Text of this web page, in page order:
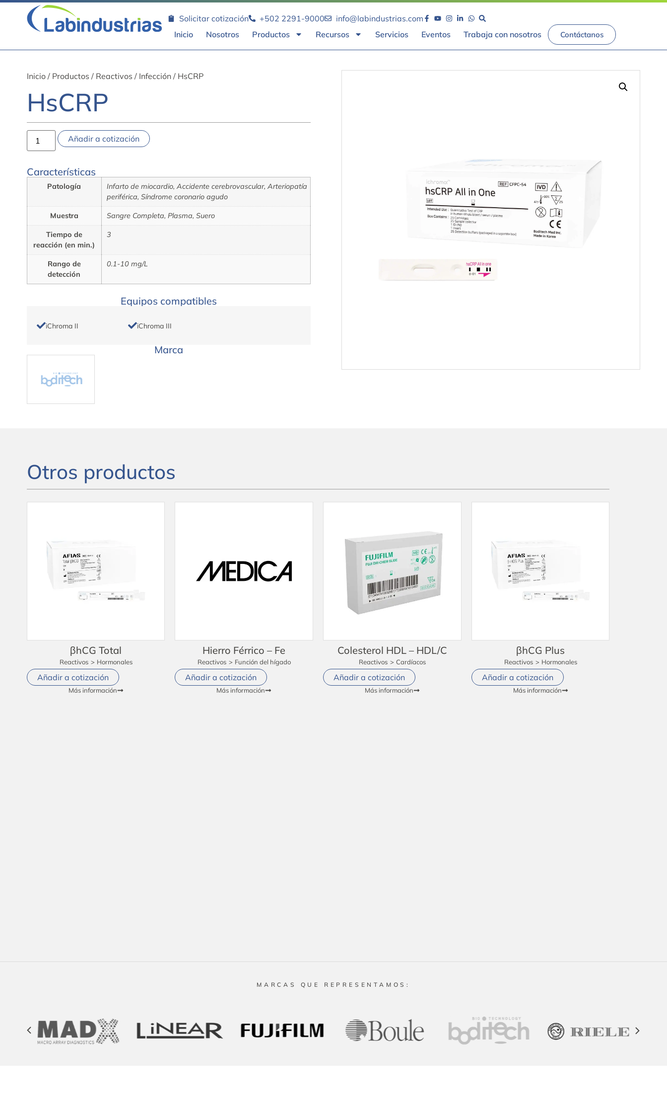
Solicitar cotización +502 2291-9000
info@labindustrias.com
Inicio
Nosotros Productos Recursos Servicios Eventos Trabaja con nosotros Contáctanos
Inicio/ Productos / Reactivos / Infección/ HsCRP
HsCRP
Añadir a cotización
Características
Patología
Infarto de miocardio, Accidente cerebrovascular, Arteriopatía
periférica, Síndrome coronario agudo
Muestra Sangre Completa, Plasma, Suero
Tiempo de
reacción (en min.)
3
Rango de
detección
0.1-10 mg/L
Equipos compatibles
iChroma II iChroma III
Marca
Otros productos
βhCG Total
Reactivos > Hormonales
Añadir a cotización
Más información
Hierro Férrico – Fe
Reactivos > Función del hígado
Añadir a cotización
Más información
Colesterol HDL – HDL/C
Reactivos > Cardíacos
Añadir a cotización
Más información
βhCG Plus
Reactivos > Hormonales
Añadir a cotización
Más información
MARCAS QUE REPRESENTAMOS: